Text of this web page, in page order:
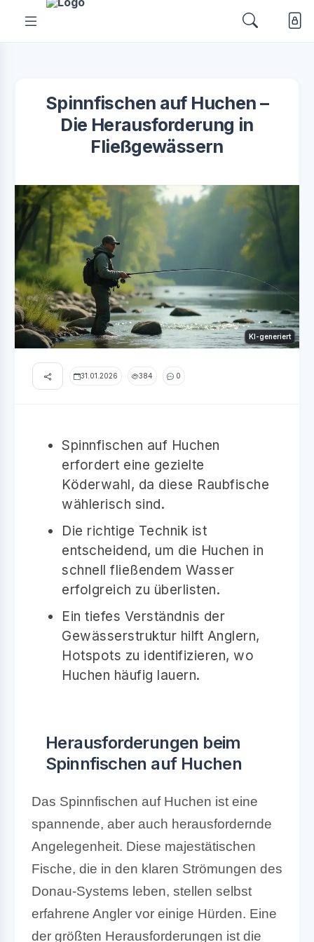
Spinnfischen auf Huchen –
Die Herausforderung in
Fließgewässern
KI-generiert
31.01.2026 384 0
Spinnfischen auf Huchen
erfordert eine gezielte
Köderwahl, da diese Raubfische
wählerisch sind.
Die richtige Technik ist
entscheidend, um die Huchen in
schnell fließendem Wasser
erfolgreich zu überlisten.
Ein tiefes Verständnis der
Gewässerstruktur hilft Anglern,
Hotspots zu identifizieren, wo
Huchen häufig lauern.
Herausforderungen beim
Spinnfischen auf Huchen
Das Spinnfischen auf Huchen ist eine
spannende, aber auch herausfordernde
Angelegenheit. Diese majestätischen
Fische, die in den klaren Strömungen des
Donau-Systems leben, stellen selbst
erfahrene Angler vor einige Hürden. Eine
der größten Herausforderungen ist die